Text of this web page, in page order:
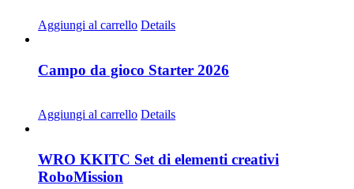
Aggiungi al carrello Details
Campo da gioco Starter 2026
Aggiungi al carrello Details
WRO KKITC Set di elementi creativi
RoboMission